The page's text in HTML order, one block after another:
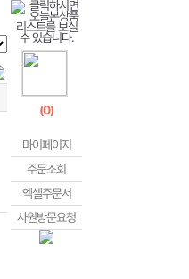
(0)
마이페이지
주문조회
엑셀주문서
사원방문요청